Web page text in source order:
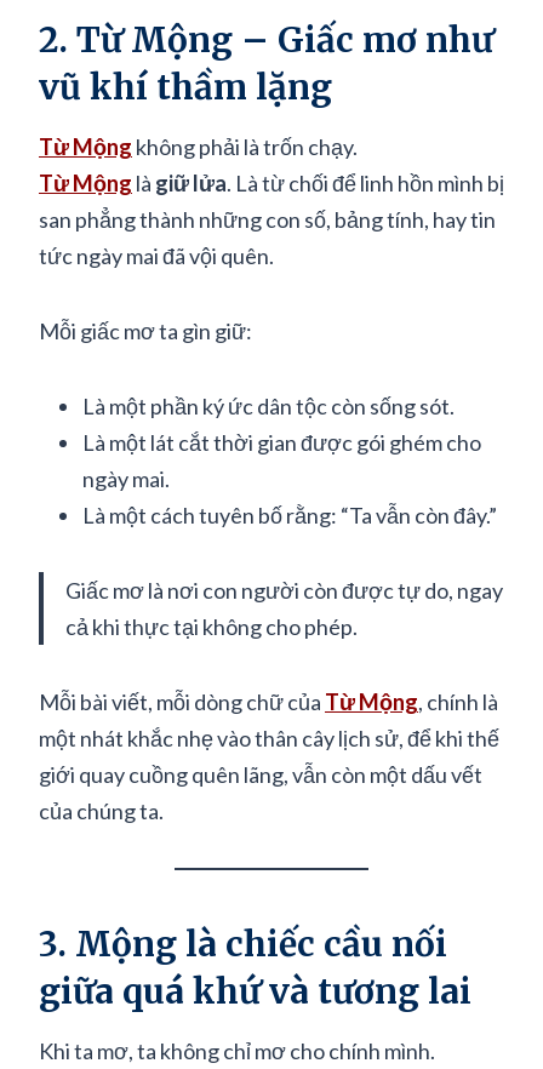
2. Từ Mộng – Giấc mơ như
vũ khí thầm lặng
Từ Mộng không phải là trốn chạy.
Từ Mộng là giữ lửa. Là từ chối để linh hồn mình bị
san phẳng thành những con số, bảng tính, hay tin
tức ngày mai đã vội quên.
Mỗi giấc mơ ta gìn giữ:
Là một phần ký ức dân tộc còn sống sót.
Là một lát cắt thời gian được gói ghém cho
ngày mai.
Là một cách tuyên bố rằng: “Ta vẫn còn đây.”
Giấc mơ là nơi con người còn được tự do, ngay
cả khi thực tại không cho phép.
Mỗi bài viết, mỗi dòng chữ của Từ Mộng, chính là
một nhát khắc nhẹ vào thân cây lịch sử, để khi thế
giới quay cuồng quên lãng, vẫn còn một dấu vết
của chúng ta.
3. Mộng là chiếc cầu nối
giữa quá khứ và tương lai
Khi ta mơ, ta không chỉ mơ cho chính mình.